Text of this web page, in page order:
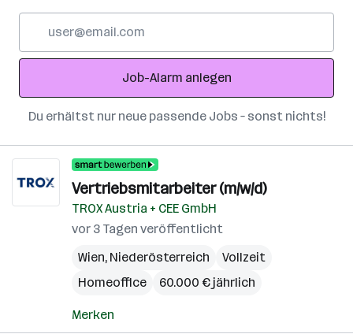
Adresse
Job-Alarm anlegen
Du erhältst nur neue passende Jobs – sonst nichts!
Vertriebsmitarbeiter (m/w/d)
TROX Austria + CEE GmbH
vor 3 Tagen veröffentlicht
Wien, Niederösterreich
Vollzeit
Homeoffice
60.000 € jährlich
Merken